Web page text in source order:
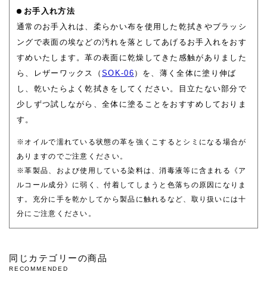
お手入れ方法
通常のお手入れは、柔らかい布を使用した乾拭きやブラッシ
ングで表面の埃などの汚れを落としてあげるお手入れをおす
すめいたします。革の表面に乾燥してきた感触がありました
ら、レザーワックス（SOK-06 ）を、薄く全体に塗り伸ば
し、乾いたらよく乾拭きをしてください。目立たない部分で
少しずつ試しながら、全体に塗ることをおすすめしておりま
す。
※オイルで濡れている状態の革を強くこするとシミになる場合が
ありますのでご注意ください。
※革製品、および使用している染料は、消毒液等に含まれる《ア
ルコール成分》に弱く、付着してしまうと色落ちの原因になりま
す。充分に手を乾かしてから製品に触れるなど、取り扱いには十
分にご注意ください。
同じカテゴリーの商品
RECOMMENDED